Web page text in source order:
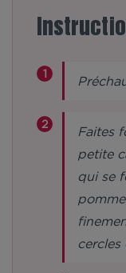
Faites
petite
qui se
cercles